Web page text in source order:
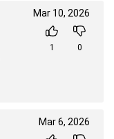
Mar 10, 2026
1 0
Mar 6, 2026